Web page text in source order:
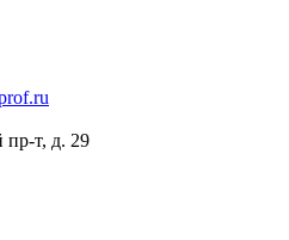
пр-т, д. 29